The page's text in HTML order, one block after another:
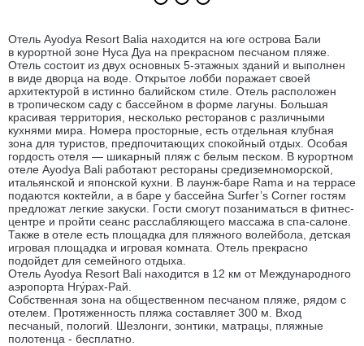
Отель Ayodya Resort Baliа находится на юге острова Бали
в курортной зоне Нуса Дуа на прекрасном песчаном пляже.
Отель состоит из двух основных 5-этажных зданий и выполнен
в виде дворца на воде. Открытое лобби поражает своей
архитектурой в истинно балийском стиле. Отель расположен
в тропическом саду с бассейном в форме лагуны. Большая
красивая территория, несколько ресторанов с различными
кухнями мира. Номера просторные, есть отдельная клубная
зона для туристов, предпочитающих спокойный отдых. Особая
гордость отеля — шикарный пляж с белым песком. В курортном
отеле Ayodya Bali работают рестораны средиземноморской,
итальянской и японской кухни. В лаунж-баре Rama и на террасе
подаются коктейли, а в баре у бассейна Surfer’s Corner гостям
предложат легкие закуски. Гости смогут позаниматься в фитнес-
центре и пройти сеанс расслабляющего массажа в спа-салоне.
Также в отеле есть площадка для пляжного волейбола, детская
игровая площадка и игровая комната. Отель прекрасно
подойдет для семейного отдыха.
Отель Ayodya Resort Bali находится в 12 км от Международного
аэропорта Нгу́рах-Рай.
Собственная зона на общественном песчаном пляже, рядом с
отелем. Протяженность пляжа составляет 300 м. Вход
песчаный, пологий. Шезлонги, зонтики, матрацы, пляжные
полотенца - бесплатно.